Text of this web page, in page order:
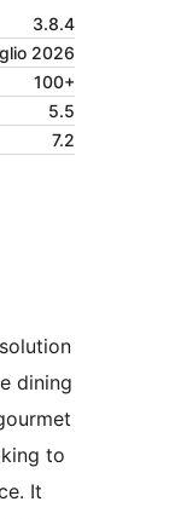
3.8.4
2026
100+
5.5
7.2
dining
to
It